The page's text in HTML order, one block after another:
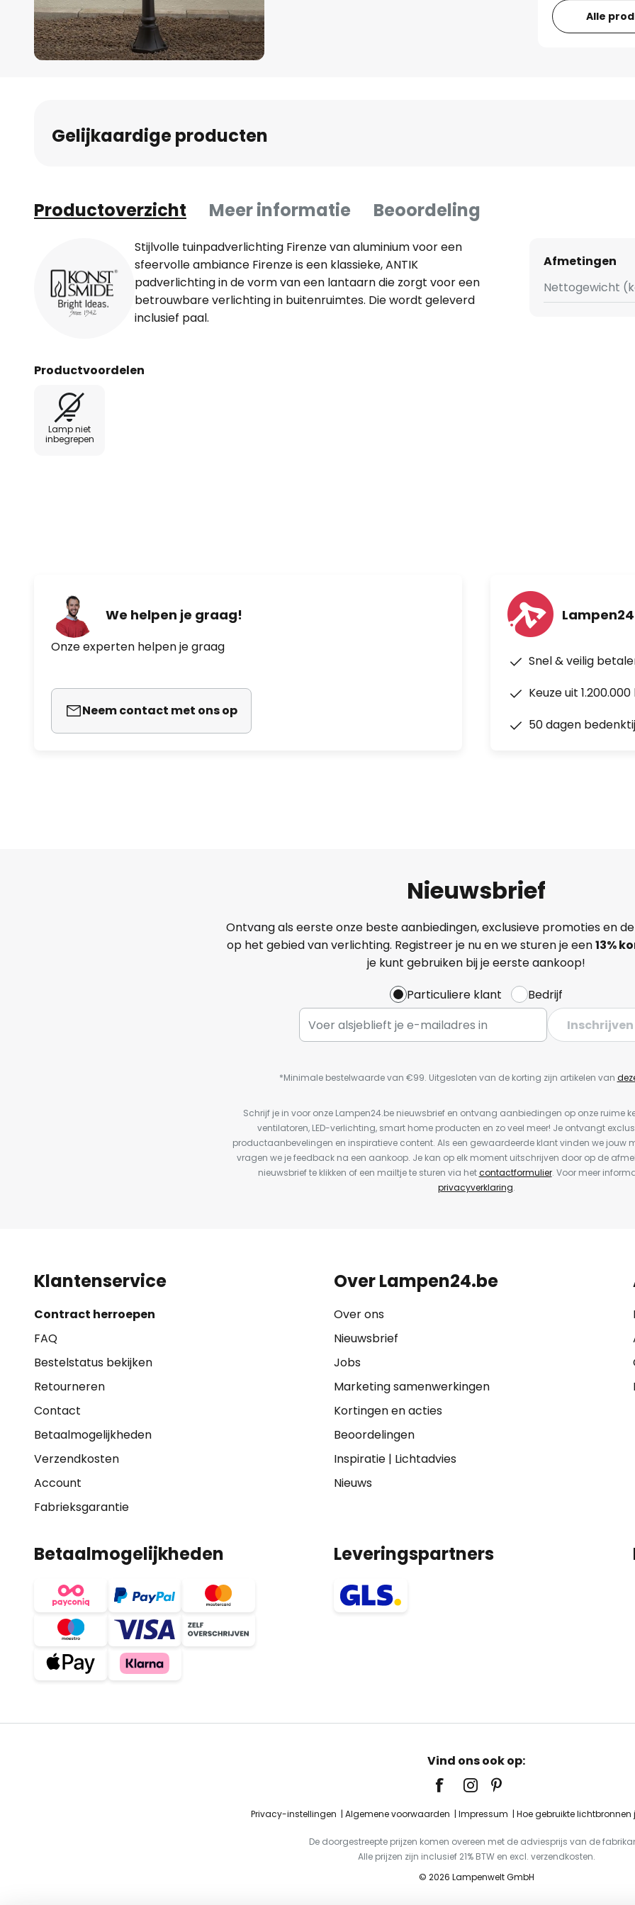
van
Alle
Gelijkaardige producten
Productoverzicht Meer informatie Beoordeling
Stijlvolle tuinpadverlichting Firenze van aluminium voor een
sfeervolle ambiance Firenze is een klassieke, ANTIK
padverlichting in de vorm van een lantaarn die zorgt voor een
betrouwbare verlichting in buitenruimtes. Die wordt geleverd
inclusief paal.
Productvoordelen
Lamp niet
inbegrepen
Afmetingen
Nettogewicht
We helpen je graag!
Onze experten helpen je graag
Neem contact met ons op
Snel & veilig
Keuze uit
50 dagen
Nieuwsbrief
Ontvang als eerste onze beste aanbiedingen, exclusieve promoties en
op het gebied van verlichting. Registreer je nu en we sturen je een13%
je kunt gebruiken bij je eerste aankoop!
Particuliere klant
Bedrijf
Inschrijven
*Minimale bestelwaarde van €99. Uitgesloten van de korting zijn artikelen van
Schrijf je in voor onze Lampen24.be nieuwsbrief en ontvang aanbiedingen op onze ruime
ventilatoren, LED-verlichting, smart home producten en zo veel meer! Je ontvangt
productaanbevelingen en inspiratieve content. Als een gewaardeerde klant vinden we jouw
vragen we je feedback na een aankoop. Je kan op elk moment uitschrijven door op de
nieuwsbrief te klikken of een mailtje te sturen via hetcontactformulier. Voor meer
privacyverklaring.
Klantenservice
Contract herroepen
FAQ
Bestelstatus bekijken
Retourneren
Contact
Betaalmogelijkheden
Verzendkosten
Account
Fabrieksgarantie
Over Lampen24.be
Over ons
Nieuwsbrief
Jobs
Marketing samenwerkingen
Kortingen en acties
Beoordelingen
Inspiratie| Lichtadvies
Nieuws
Betaalmogelijkheden Leveringspartners
Vind ons ook op:
Privacy-instellingen Algemene voorwaarden Impressum Hoe gebruikte
De doorgestreepte prijzen komen overeen met de adviesprijs van de
Alle prijzen zijn inclusief 21% BTW en excl. verzendkosten.
© 2026 Lampenwelt GmbH